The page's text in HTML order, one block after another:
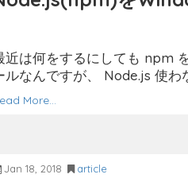
近は何をするにしても npm
ルなんですが、 Node.js 使
More…
Jan 18, 2018 article